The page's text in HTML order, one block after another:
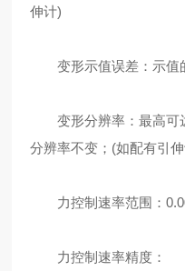
伸计)
变形示值误差：示值
变形分辨率：最高可
分辨率不变；(如配有引
力控制速率范围：
力控制速率精度：